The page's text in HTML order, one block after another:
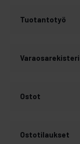
Tuotantotyö
Varaosarekisteri
Ostot
Ostotilaukset